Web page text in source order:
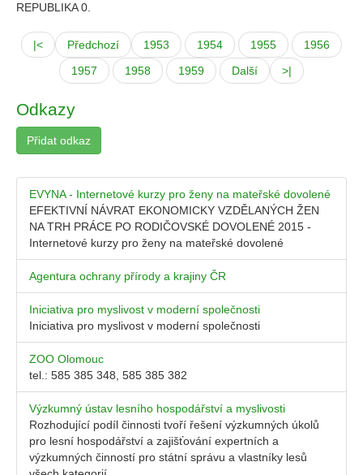
REPUBLIKA 0.
|< Předchozí 1953 1954 1955
1956
1957
1958 1959 Další >|
Odkazy
Přidat odkaz
EVYNA - Internetové kurzy pro ženy na mateřské dovolené
EFEKTIVNÍ NÁVRAT EKONOMICKY VZDĚLANÝCH ŽEN
NA TRH PRÁCE PO RODIČOVSKÉ DOVOLENÉ 2015 -
Internetové kurzy pro ženy na mateřské dovolené
Agentura ochrany přírody a krajiny ČR
Iniciativa pro myslivost v moderní společnosti
Iniciativa pro myslivost v moderní společnosti
ZOO Olomouc
tel.: 585 385 348, 585 385 382
Výzkumný ústav lesního hospodářství a myslivosti
Rozhodující podíl činnosti tvoří řešení výzkumných úkolů
pro lesní hospodářství a zajišťování expertních a
výzkumných činností pro státní správu a vlastníky lesů